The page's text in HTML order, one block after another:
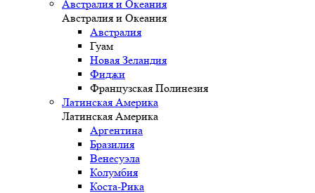
Австралия и Океания
Австралия и Океания
Австралия
Гуам
Новая Зеландия
Фиджи
Французская Полинезия
Латинская Америка
Латинская Америка
Аргентина
Бразилия
Венесуэла
Колумбия
Коста-Рика